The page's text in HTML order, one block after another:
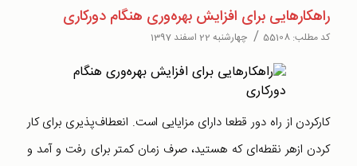
راهکارهایی برای افزایش بهره‌وری هنگام دورکاری
کد مطلب: 55108
/ چهارشنبه 22 اسفند 1397
کارکردن از راه دور قطعا دارای مزایایی است. انعطاف‌پذیری برای کار
کردن ازهر نقطه‌ای که هستید، صرف زمان کمتر برای رفت و آمد و